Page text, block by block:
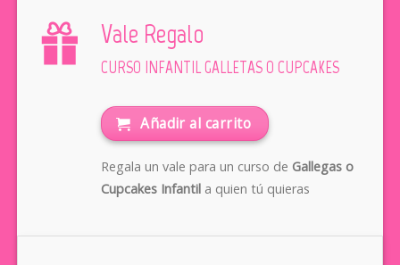
Vale Regalo
CURSO INFANTIL GALLETAS O CUPCAKES
Añadir al carrito
Regala un vale para un curso de Gallegas o
Cupcakes Infantila quien tú quieras